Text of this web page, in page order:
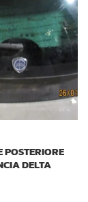
POSTERIORE
DELTA